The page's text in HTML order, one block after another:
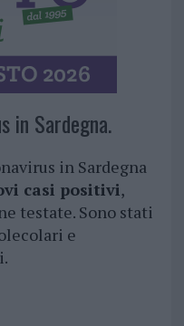
in Sardegna.
in Sardegna
casi positivi,
testate. Sono stati
e